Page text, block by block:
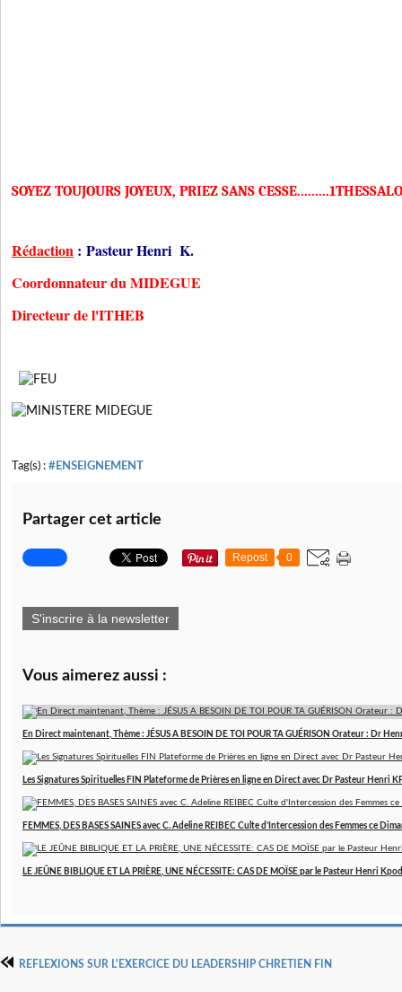
SOYEZ TOUJOURS JOYEUX, PRIEZ SANS
Rédaction : Pasteur Henri K.
Coordonnateur du MIDEGUE
Directeur de l'ITHEB
Tag(s) : #ENSEIGNEMENT
Partager cet article
Repost 0
S'inscrire à la newsletter
Vous aimerez aussi :
En Direct maintenant, Thème : JÉSUS A BESOIN DE TOI POUR TA GUÉRISON Orateur : Dr
Les Signatures Spirituelles FIN Plateforme de Prières en ligne en Direct avec Dr Pasteur Henri
FEMMES, DES BASES SAINES avec C. Adeline REIBEC Culte d'Intercession des Femmes ce
LE JEÛNE BIBLIQUE ET LA PRIÈRE, UNE NÉCESSITE: CAS DE MOÏSE par le Pasteur Henri
REFLEXIONS SUR L'EXERCICE DU LEADERSHIP CHRETIEN FIN